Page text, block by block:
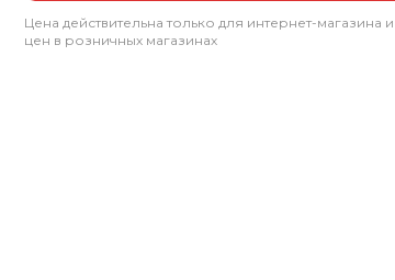
Цена действительна только для интернет-магазина
цен в розничных магазинах